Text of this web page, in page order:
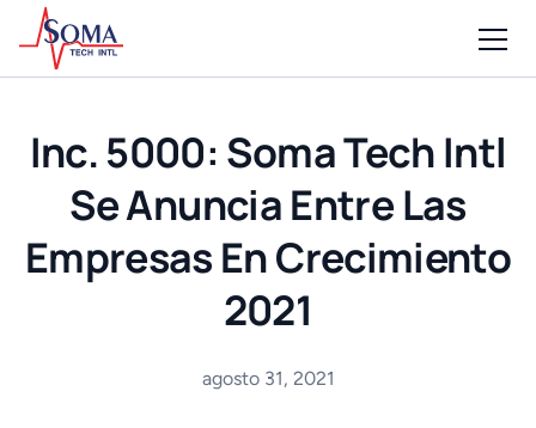
Inc. 5000: Soma Tech Intl
Se Anuncia Entre Las
Empresas En Crecimiento
2021
agosto 31, 2021